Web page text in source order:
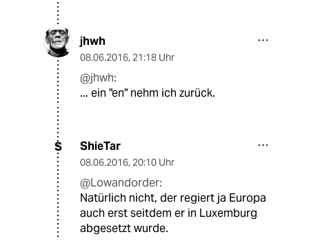
jhwh
08.06.2016, 21:18 Uhr
@jhwh:
... ein "en" nehm ich zurück.
S ShieTar
08.06.2016, 20:10 Uhr
@Lowandorder:
Natürlich nicht, der regiert ja Europa
auch erst seitdem er in Luxemburg
abgesetzt wurde.